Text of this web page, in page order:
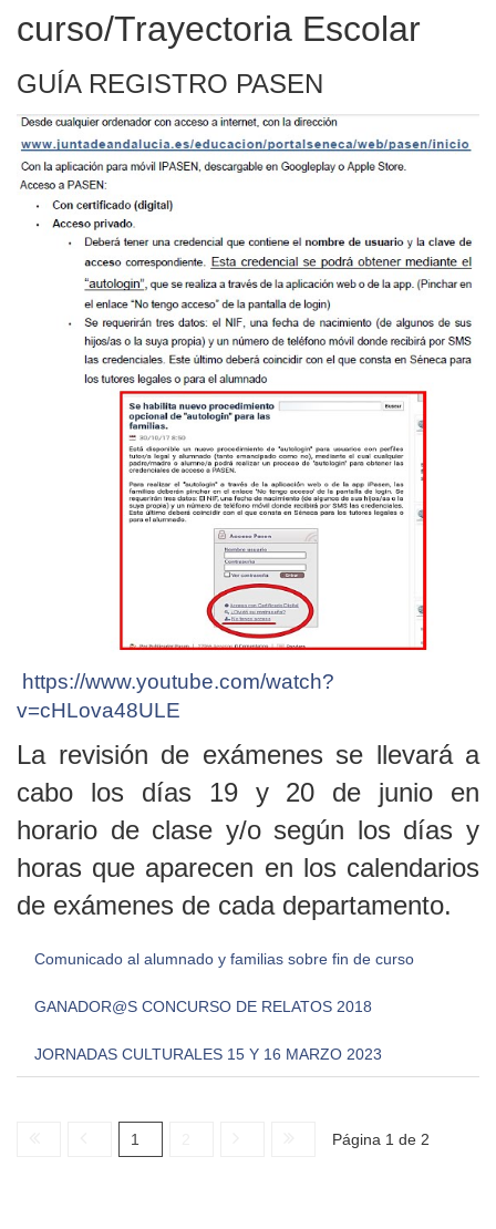
curso/Trayectoria Escolar
GUÍA REGISTRO PASEN
https://www.youtube.com/watch?
v=cHLova48ULE
La revisión de exámenes se llevará a
cabo los días 19 y 20 de junio en
horario de clase y/o según los días y
horas que aparecen en los calendarios
de exámenes de cada departamento.
Comunicado al alumnado y familias sobre fin de curso
GANADOR@S CONCURSO DE RELATOS 2018
JORNADAS CULTURALES 15 Y 16 MARZO 2023
Página 1 de 2
1